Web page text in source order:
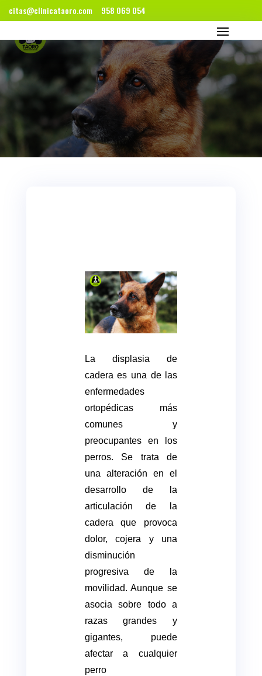
citas@clinicataoro.com 958 069 054
La displasia de
cadera es una de las
enfermedades
ortopédicas más
comunes y
preocupantes en los
perros. Se trata de
una alteración en el
desarrollo de la
articulación de la
cadera que provoca
dolor, cojera y una
disminución
progresiva de la
movilidad. Aunque se
asocia sobre todo a
razas grandes y
gigantes, puede
afectar a cualquier
perro